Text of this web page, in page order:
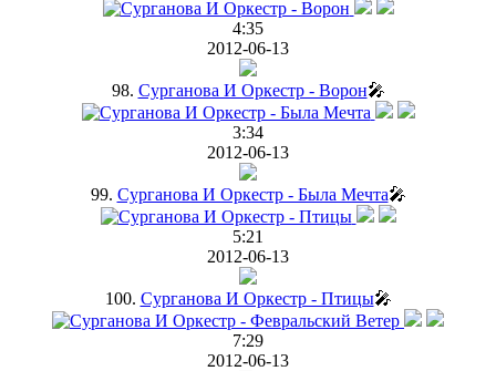
4:35
2012-06-13
98. Сурганова И Оркестр - Ворон🎤
3:34
2012-06-13
99. Сурганова И Оркестр - Была Мечта🎤
5:21
2012-06-13
100. Сурганова И Оркестр - Птицы🎤
7:29
2012-06-13